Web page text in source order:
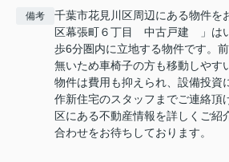
備考
千葉市花見川区周辺にある物件を
区幕張町６丁目 中古戸建 」は
歩6分圏内に立地する物件です。
無いため車椅子の方も移動しやす
物件は費用も抑えられ、設備投資
作新住宅のスタッフまでご連絡頂
区にある不動産情報を詳しくご紹
合わせをお待ちしております。